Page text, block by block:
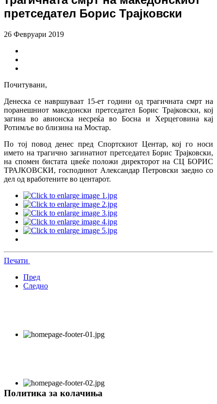
претседател Борис Трајковски
26 Февруари 2019
Почитувани,
Денеска се навршуваат 15-ет години од трагичната смрт на
поранешниот македонски претседател Борис Трајковски, кој
загина во авионска несреќа во Босна и Херцеговина кај
Ротимље во близина на Мостар.
По тој повод денес пред Спортскиот Центар, кој го носи
името на трагично загинатиот претседател Борис Трајковски,
на спомен бистата цвеќе положи директорот на СЦ БОРИС
ТРАЈКОВСКИ, господинот Александар Петровски заедно со
дел од вработените во центарот.
Печати
Пред
Следно
Политика за колачиња